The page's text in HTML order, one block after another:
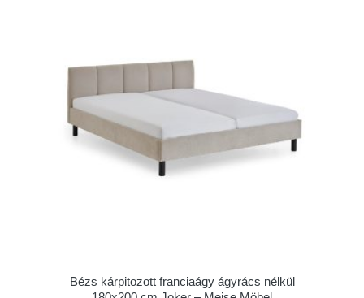
Bézs kárpitozott franciaágy ágyrács nélkül